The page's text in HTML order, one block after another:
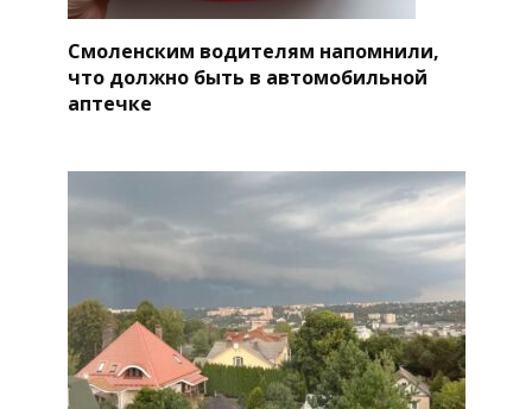
Смоленским водителям напомнили,
что должно быть в автомобильной
аптечке